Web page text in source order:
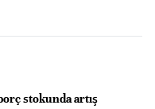
stokunda artış